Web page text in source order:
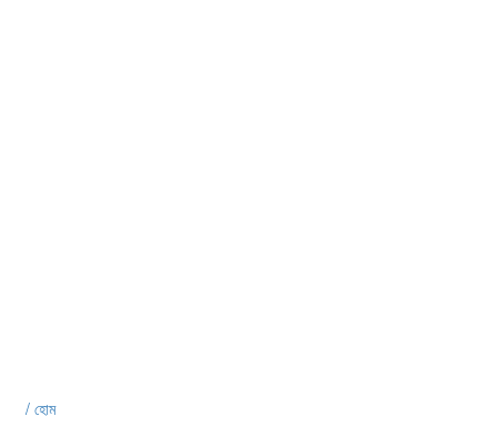
/ হোম